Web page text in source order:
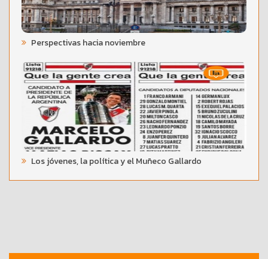
Perspectivas hacia noviembre
Los jóvenes, la política y el Muñeco Gallardo